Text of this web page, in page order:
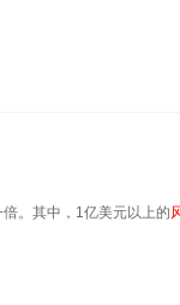
。其中，1亿美元以上的